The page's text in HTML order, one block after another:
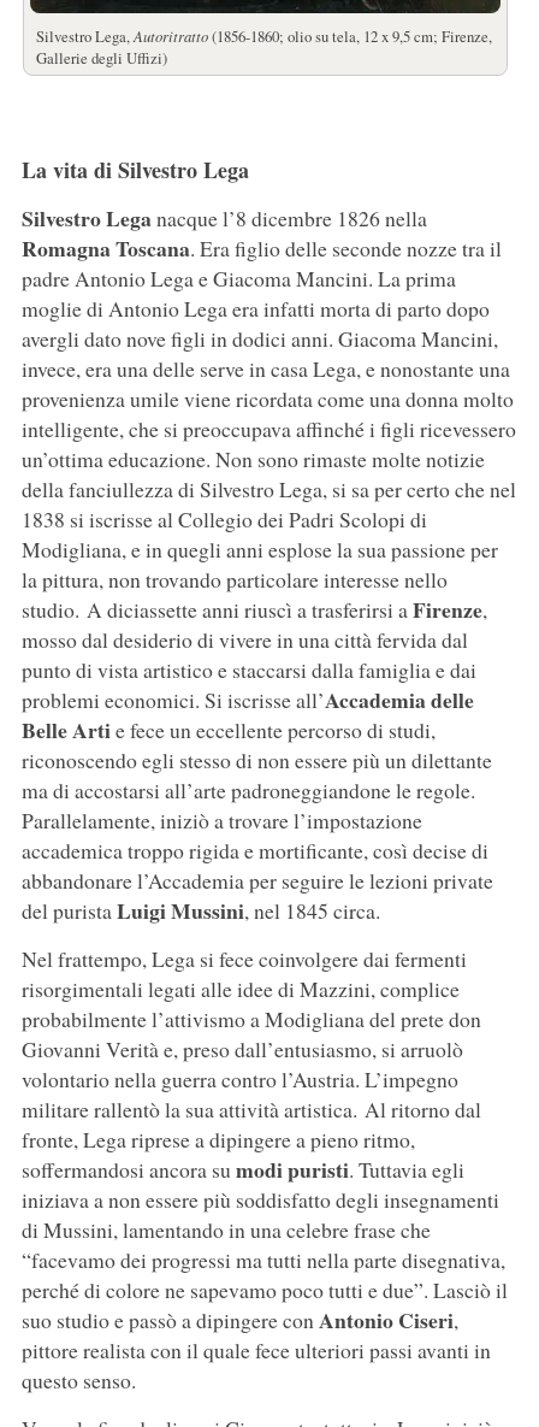
Silvestro Lega,Autoritratto(1856-1860; olio su tela, 12 x 9,5 cm; Firenze,
Gallerie degli Uffizi)
La vita di Silvestro Lega
Silvestro Leganacque l’8 dicembre 1826 nella
Romagna Toscana. Era figlio delle seconde nozze tra il
padre Antonio Lega e Giacoma Mancini. La prima
moglie di Antonio Lega era infatti morta di parto dopo
avergli dato nove figli in dodici anni. Giacoma Mancini,
invece, era una delle serve in casa Lega, e nonostante una
provenienza umile viene ricordata come una donna molto
intelligente, che si preoccupava affinché i figli ricevessero
un’ottima educazione. Non sono rimaste molte notizie
della fanciullezza di Silvestro Lega, si sa per certo che nel
1838 si iscrisse al Collegio dei Padri Scolopi di
Modigliana, e in quegli anni esplose la sua passione per
la pittura, non trovando particolare interesse nello
studio. A diciassette anni riuscì a trasferirsi aFirenze,
mosso dal desiderio di vivere in una città fervida dal
punto di vista artistico e staccarsi dalla famiglia e dai
problemi economici. Si iscrisse all’Accademia delle
Belle Artie fece un eccellente percorso di studi,
riconoscendo egli stesso di non essere più un dilettante
ma di accostarsi all’arte padroneggiandone le regole.
Parallelamente, iniziò a trovare l’impostazione
accademica troppo rigida e mortificante, così decise di
abbandonare l’Accademia per seguire le lezioni private
del puristaLuigi Mussini, nel 1845 circa.
Nel frattempo, Lega si fece coinvolgere dai fermenti
risorgimentali legati alle idee di Mazzini, complice
probabilmente l’attivismo a Modigliana del prete don
Giovanni Verità e, preso dall’entusiasmo, si arruolò
volontario nella guerra contro l’Austria. L’impegno
militare rallentò la sua attività artistica. Al ritorno dal
fronte, Lega riprese a dipingere a pieno ritmo,
soffermandosi ancora sumodi puristi. Tuttavia egli
iniziava a non essere più soddisfatto degli insegnamenti
di Mussini, lamentando in una celebre frase che
“facevamo dei progressi ma tutti nella parte disegnativa,
perché di colore ne sapevamo poco tutti e due”. Lasciò il
suo studio e passò a dipingere conAntonio Ciseri,
pittore realista con il quale fece ulteriori passi avanti in
questo senso.